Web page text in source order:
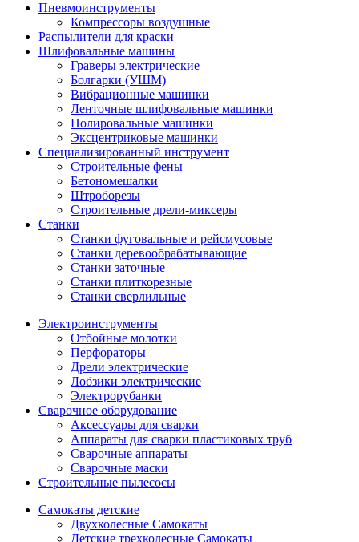
Пневмоинструменты
Компрессоры воздушные
Распылители для краски
Шлифовальные машины
Граверы электрические
Болгарки (УШМ)
Вибрационные машинки
Ленточные шлифовальные машинки
Полировальные машинки
Эксцентриковые машинки
Специализированный инструмент
Строительные фены
Бетономешалки
Штроборезы
Строительные дрели-миксеры
Станки
Станки фуговальные и рейсмусовые
Станки деревообрабатывающие
Станки заточные
Станки плиткорезные
Станки сверлильные
Электроинструменты
Отбойные молотки
Перфораторы
Дрели электрические
Лобзики электрические
Электрорубанки
Сварочное оборудование
Аксессуары для сварки
Аппараты для сварки пластиковых труб
Сварочные аппараты
Сварочные маски
Строительные пылесосы
Самокаты детские
Двухколесные Cамокаты
Детские трехколесные Самокаты